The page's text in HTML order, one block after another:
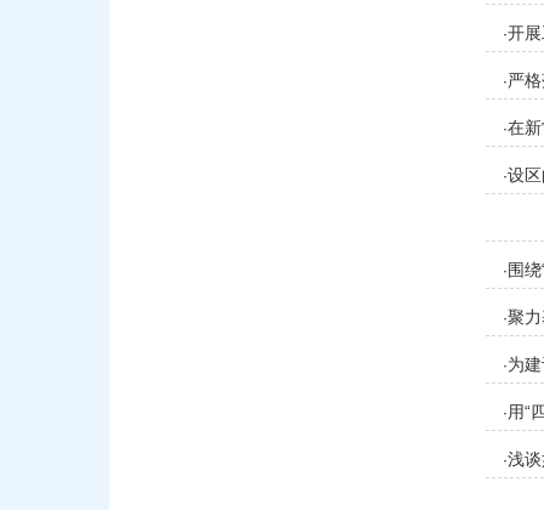
·开
·严
·在
·设
· 围
·聚
·为
· 用“
·浅